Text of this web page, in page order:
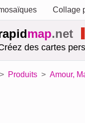
Collage
map.net
des cartes
Produits Amour,